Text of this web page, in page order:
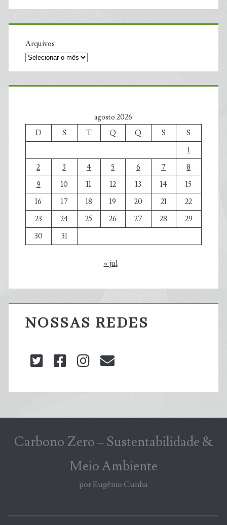
Arquivos
agosto 2026
D
S T Q Q S
S
1
2
3 4 5 6 7
8
9
10 11 12 13 14
15
16
17 18 19 20 21
22
23
24 25 26 27 28
29
30
31
« jul
NOSSAS REDES
twitterfacebookinstagram
Carbono Zero – Sustentabilidade &
Meio Ambiente
por Eugênio Cunha